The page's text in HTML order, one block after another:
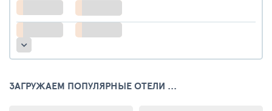
ЗАГРУЖАЕМ ПОПУЛЯРНЫЕ ОТЕЛИ ...